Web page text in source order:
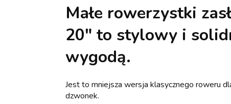
Małe rowerzystki
20" to stylowy i
wygodą.
Jest to mniejsza wersja klasycznego roweru
dzwonek.